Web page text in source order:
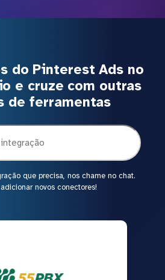
do Pinterest Ads no
e cruze com outras
de ferramentas
que precisa, nos chame no chat.
novos conectores!